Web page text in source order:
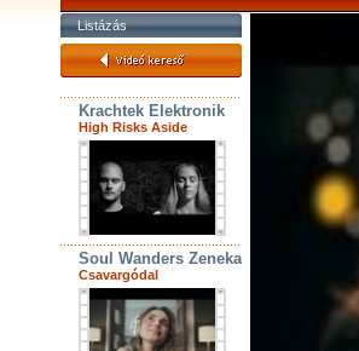
Listázás
Krachtek Elektronik
High Risks Aside
Soul Wanders Zenekar
Csavargódal